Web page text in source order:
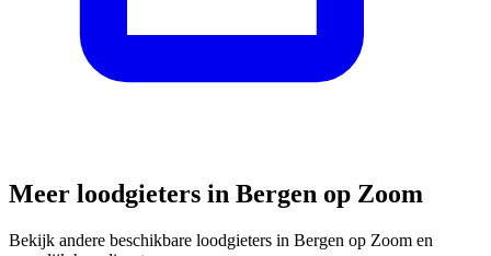
Meer loodgieters in Bergen op Zoom
Bekijk andere beschikbare loodgieters in Bergen op Zoom en